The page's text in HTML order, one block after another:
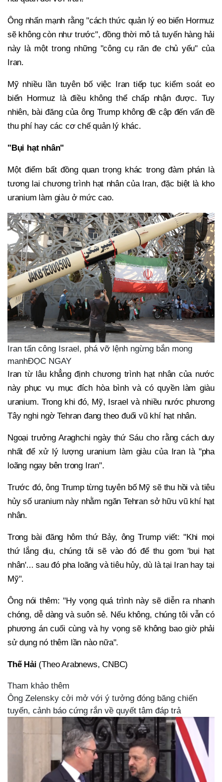
Ông nhấn mạnh rằng "cách thức quản lý eo biển Hormuz
sẽ không còn như trước", đồng thời mô tả tuyến hàng hải
này là một trong những "công cụ răn đe chủ yếu" của
Iran.
Mỹ nhiều lần tuyên bố việc Iran tiếp tục kiểm soát eo
biển Hormuz là điều không thể chấp nhận được. Tuy
nhiên, bài đăng của ông Trump không đề cập đến vấn đề
thu phí hay các cơ chế quản lý khác.
"Bụi hạt nhân"
Một điểm bất đồng quan trọng khác trong đàm phán là
tương lai chương trình hạt nhân của Iran, đặc biệt là kho
uranium làm giàu ở mức cao.
Iran tấn công Israel, phá vỡ lệnh ngừng bắn mong
manhĐỌC NGAY
Iran từ lâu khẳng định chương trình hạt nhân của nước
này phục vụ mục đích hòa bình và có quyền làm giàu
uranium. Trong khi đó, Mỹ, Israel và nhiều nước phương
Tây nghi ngờ Tehran đang theo đuổi vũ khí hạt nhân.
Ngoại trưởng Araghchi ngày thứ Sáu cho rằng cách duy
nhất để xử lý lượng uranium làm giàu của Iran là "pha
loãng ngay bên trong Iran".
Trước đó, ông Trump từng tuyên bố Mỹ sẽ thu hồi và tiêu
hủy số uranium này nhằm ngăn Tehran sở hữu vũ khí hạt
nhân.
Trong bài đăng hôm thứ Bảy, ông Trump viết: "Khi mọi
thứ lắng dịu, chúng tôi sẽ vào đó để thu gom 'bụi hạt
nhân'... sau đó pha loãng và tiêu hủy, dù là tại Iran hay tại
Mỹ".
Ông nói thêm: "Hy vọng quá trình này sẽ diễn ra nhanh
chóng, dễ dàng và suôn sẻ. Nếu không, chúng tôi vẫn có
phương án cuối cùng và hy vọng sẽ không bao giờ phải
sử dụng nó thêm lần nào nữa".
Thế Hải (Theo Arabnews, CNBC)
Tham khảo thêm
Ông Zelensky cởi mở với ý tưởng đóng băng chiến
tuyến, cảnh báo cứng rắn về quyết tâm đáp trả